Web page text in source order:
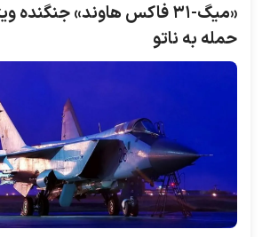
«میگ-۳۱ فاکس هاوند»
حمله به ناتو